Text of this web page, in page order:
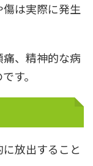
は実際に発生
、精神的な病
す。
放出すること